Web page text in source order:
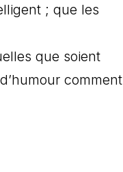
; que les
que soient
comment